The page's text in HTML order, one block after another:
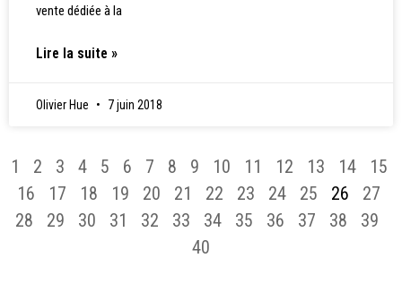
vente dédiée à la
Lire la suite »
Olivier Hue 7 juin 2018
1 2 3 4 5 6 7 8 9 10 11 12 13 14
15
16
17 18 19 20 21 22 23 24 25 26
27
28
29 30 31 32 33 34 35 36 37 38
39
40